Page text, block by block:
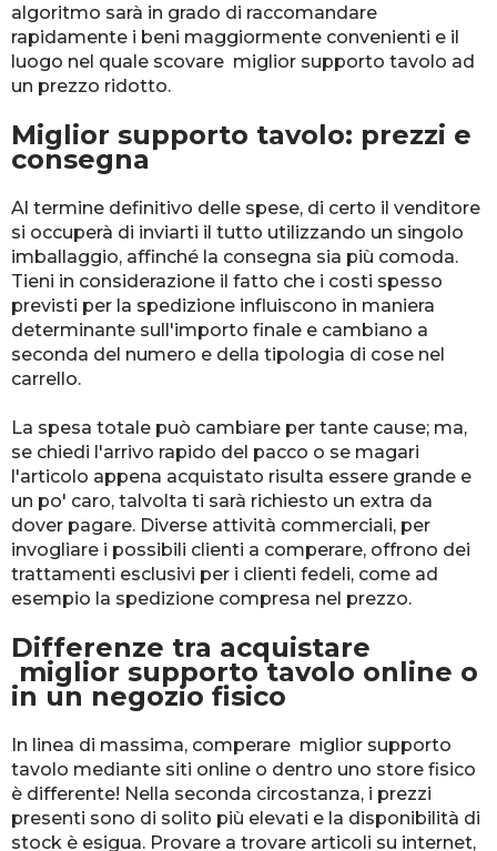
algoritmo sarà in grado di raccomandare
rapidamente i beni maggiormente convenienti e il
luogo nel quale scovare miglior supporto tavolo ad
un prezzo ridotto.
Miglior supporto tavolo: prezzi e
consegna
Al termine definitivo delle spese, di certo il venditore
si occuperà di inviarti il tutto utilizzando un singolo
imballaggio, affinché la consegna sia più comoda.
Tieni in considerazione il fatto che i costi spesso
previsti per la spedizione influiscono in maniera
determinante sull'importo finale e cambiano a
seconda del numero e della tipologia di cose nel
carrello.
La spesa totale può cambiare per tante cause; ma,
se chiedi l'arrivo rapido del pacco o se magari
l'articolo appena acquistato risulta essere grande e
un po' caro, talvolta ti sarà richiesto un extra da
dover pagare. Diverse attività commerciali, per
invogliare i possibili clienti a comperare, offrono dei
trattamenti esclusivi per i clienti fedeli, come ad
esempio la spedizione compresa nel prezzo.
Differenze tra acquistare
miglior supporto tavolo online o
in un negozio fisico
In linea di massima, comperare miglior supporto
tavolo mediante siti online o dentro uno store fisico
è differente! Nella seconda circostanza, i prezzi
presenti sono di solito più elevati e la disponibilità di
stock è esigua. Provare a trovare articoli su internet,